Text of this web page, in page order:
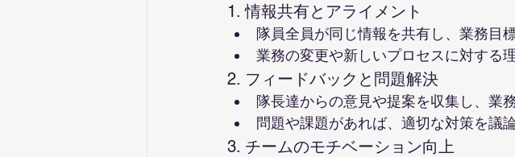
1. 情報共有とアライメント
隊員全員が同じ情報を共有し、業務目
業務の変更や新しいプロセスに対する
2. フィードバックと問題解決
隊長達からの意見や提案を収集し、業
問題や課題があれば、適切な対策を議
3. チームのモチベーション向上